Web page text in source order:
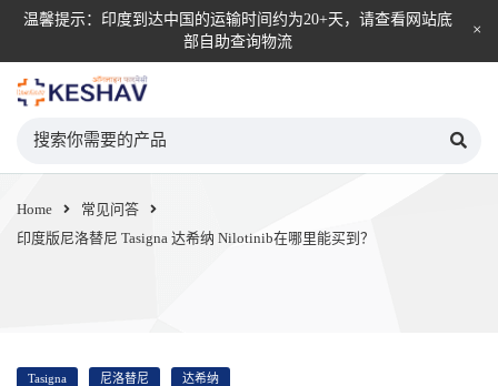
温馨提示：印度到达中国的运输时间约为20+天，请查看网站底
部自助查询物流
Home
常见问答
印度版尼洛替尼 Tasigna 达希纳 Nilotinib在哪里能买到？
Tasigna 尼洛替尼 达希纳